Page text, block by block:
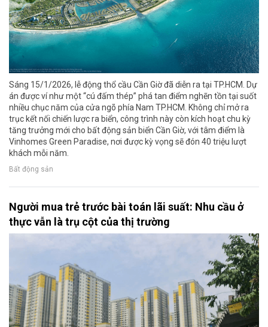
Sáng 15/1/2026, lễ động thổ cầu Cần Giờ đã diễn ra tại TP.HCM. Dự
án được ví như một “cú đấm thép” phá tan điểm nghẽn tồn tại suốt
nhiều chục năm của cửa ngõ phía Nam TP.HCM. Không chỉ mở ra
trục kết nối chiến lược ra biển, công trình này còn kích hoạt chu kỳ
tăng trưởng mới cho bất động sản biển Cần Giờ, với tâm điểm là
Vinhomes Green Paradise, nơi được kỳ vọng sẽ đón 40 triệu lượt
khách mỗi năm.
Bất động sản
Người mua trẻ trước bài toán lãi suất: Nhu cầu ở
thực vẫn là trụ cột của thị trường